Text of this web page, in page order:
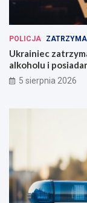
POLICJA
Ukrainiec
alkoholu i
5 sierpnia 2026